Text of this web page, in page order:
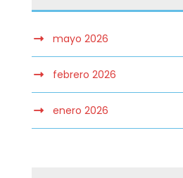
mayo 2026
febrero 2026
enero 2026